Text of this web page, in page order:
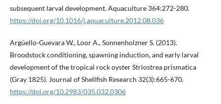
subsequent larval development. Aquaculture 364:272-280.
https://doi.org/10.1016/j.aquaculture.2012.08.036
Argüello-Guevara W., Loor A., Sonnenholzner S. (2013).
Broodstock conditioning, spawning induction, and early larval
development of the tropical rock oyster Striostrea prismatica
(Gray 1825). Journal of Shellfish Research 32(3):665-670.
https://doi.org/10.2983/035.032.0306